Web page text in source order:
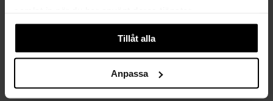
Tillåt alla
Anpassa
Ivy laptop 13" bag Lelow
1 599 SEK